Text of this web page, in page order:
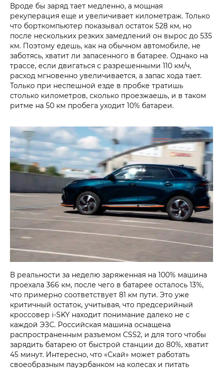
Вроде бы заряд тает медленно, а мощная
рекуперация еще и увеличивает километраж. Только
что борткомпьютер показывал остаток 528 км, но
после нескольких резких замедлений он вырос до 535
км. Поэтому едешь, как на обычном автомобиле, не
заботясь, хватит ли запасенного в батарее. Однако на
трассе, если двигаться с разрешенными 110 км/ч,
расход мгновенно увеличивается, а запас хода тает.
Только при неспешной езде в пробке тратишь
столько километров, сколько проезжаешь, и в таком
ритме на 50 км пробега уходит 10% батареи.
В реальности за неделю заряженная на 100% машина
проехала 366 км, после чего в батарее осталось 13%,
что примерно соответствует 81 км пути. Это уже
критичный остаток, учитывая, что предсерийный
кроссовер i‑SKY находит понимание далеко не с
каждой ЭЗС. Российская машина оснащена
распространенным разъемом CSS2, и для того чтобы
зарядить батарею от быстрой станции до 80%, хватит
45 минут. Интересно, что «Скай» может работать
своеобразным пауэрбанком на колесах и питать